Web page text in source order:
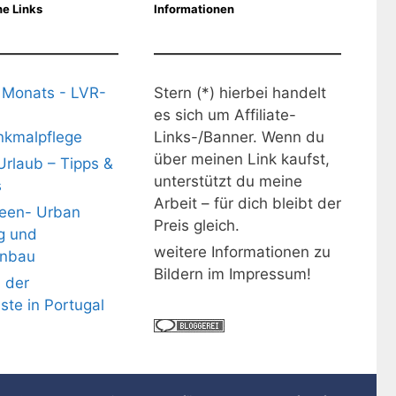
Links
- LVR-
– Tipps &
Urban
und
der
in Portugal
Informationen
Stern (*) hierbei handelt
es sich um Affiliate-
Links-/Banner. Wenn du
über meinen Link kaufst,
unterstützt du meine
Arbeit – für dich bleibt der
Preis gleich.
weitere Informationen zu
Bildern im Impressum!